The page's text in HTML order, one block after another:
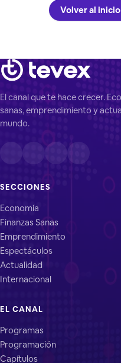
Volver al inicio
El canal que te hace crecer.
sanas, emprendimiento y
mundo.
SECCIONES
Economía
Finanzas Sanas
Emprendimiento
Espectáculos
Actualidad
Internacional
EL CANAL
Programas
Programación
Capítulos